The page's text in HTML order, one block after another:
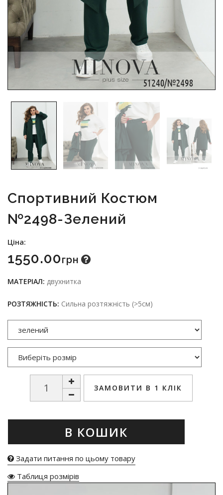
Спортивний Костюм
№2498-Зелений
Ціна:
1550.00Грн
МАТЕРІАЛ: двухнитка
РОЗТЯЖНІСТЬ: Сильна розтяжність (>5см)
ЗАМОВИТИ В 1 КЛІК
В КОШИК
Задати питання по цьому товару
Таблиця розмірів